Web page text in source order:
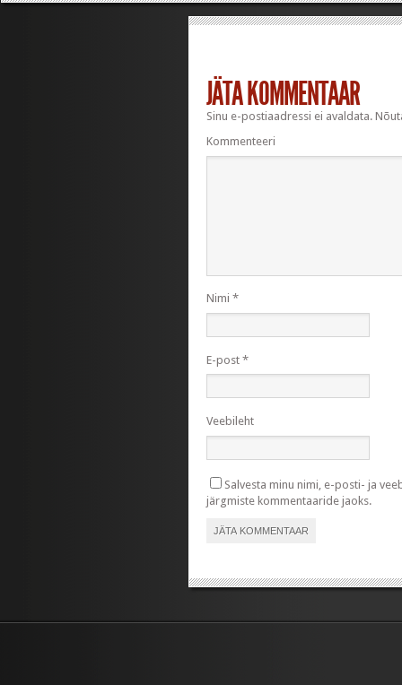
JÄTA KOMMENTAAR
Sinu e-postiaadressi ei avaldata.
Kommenteeri
Nimi *
E-post *
Veebileht
Salvesta minu nimi, e-posti- ja
järgmiste kommentaaride jaoks.